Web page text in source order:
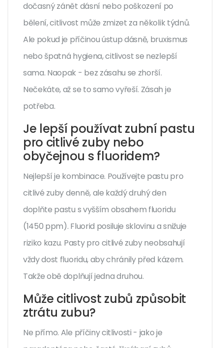
dočasný zánět dásní nebo poškození po
bělení, citlivost může zmizet za několik týdnů.
Ale pokud je příčinou ústup dásně, bruxismus
nebo špatná hygiena, citlivost se nezlepší
sama. Naopak - bez zásahu se zhorší.
Nečekáte, až se to samo vyřeší. Zásah je
potřeba.
Je lepší používat zubní pastu
pro citlivé zuby nebo
obyčejnou s fluoridem?
Nejlepší je kombinace. Používejte pastu pro
citlivé zuby denně, ale každý druhý den
doplňte pastu s vyšším obsahem fluoridu
(1450 ppm). Fluorid posiluje sklovinu a snižuje
riziko kazu. Pasty pro citlivé zuby neobsahují
vždy dost fluoridu, aby chránily před kázem.
Takže obě doplňují jedna druhou.
Může citlivost zubů způsobit
ztrátu zubu?
Ne přímo. Ale příčiny citlivosti - jako je